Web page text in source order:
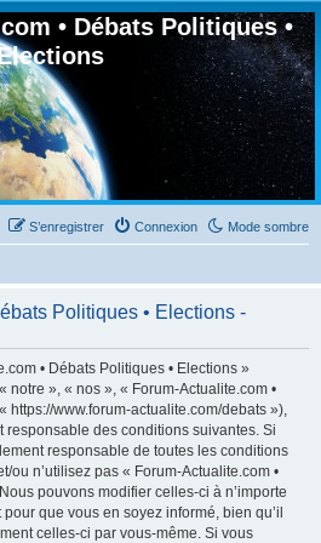
• Débats Politiques •
Mode sombre
Connexion
S’enregistrer
Politiques • Elections -
• Débats Politiques • Elections »
notre », « nos », « Forum-Actualite.com •
https://www.forum-actualite.com/debats »),
responsable des conditions suivantes. Si
responsable de toutes les conditions
ou n’utilisez pas « Forum-Actualite.com •
pouvons modifier celles-ci à n’importe
que vous en soyez informé, bien qu’il
celles-ci par vous-même. Si vous